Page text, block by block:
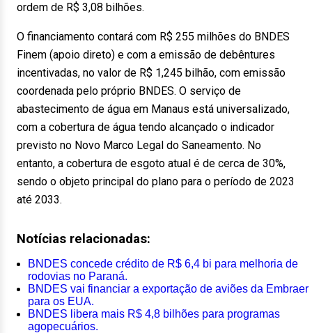
ordem de R$ 3,08 bilhões.
O financiamento contará com R$ 255 milhões do BNDES
Finem (apoio direto) e com a emissão de debêntures
incentivadas, no valor de R$ 1,245 bilhão, com emissão
coordenada pelo próprio BNDES. O serviço de
abastecimento de água em Manaus está universalizado,
com a cobertura de água tendo alcançado o indicador
previsto no Novo Marco Legal do Saneamento. No
entanto, a cobertura de esgoto atual é de cerca de 30%,
sendo o objeto principal do plano para o período de 2023
até 2033.
Notícias relacionadas:
BNDES concede crédito de R$ 6,4 bi para melhoria de
rodovias no Paraná.
BNDES vai financiar a exportação de aviões da Embraer
para os EUA.
BNDES libera mais R$ 4,8 bilhões para programas
agopecuários.